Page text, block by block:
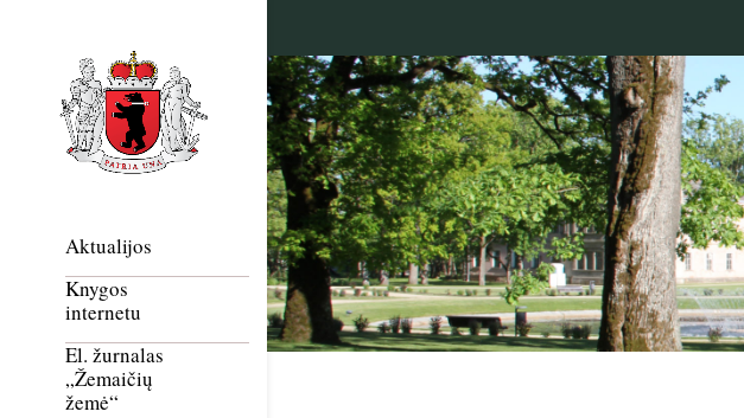
Aktualijos
Knygos
internetu
El. žurnalas
„Žemaičių
žemė“